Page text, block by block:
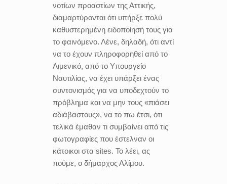
νοτίων προαστίων της Αττικής,
διαμαρτύρονται ότι υπήρξε πολύ
καθυστερημένη ειδοποίησή τους για
το φαινόμενο. Λένε, δηλαδή, ότι αντί
να το έχουν πληροφορηθεί από το
Λιμενικό, από το Υπουργείο
Ναυτιλίας, να έχει υπάρξει ένας
συντονισμός για να υποδεχτούν το
πρόβλημα και να μην τους «πιάσει
αδιάβαστους», να το πω έτσι, ότι
τελικά έμαθαν τι συμβαίνει από τις
φωτογραφίες που έστελναν οι
κάτοικοι στα sites. Το λέει, ας
πούμε, ο δήμαρχος Αλίμου.